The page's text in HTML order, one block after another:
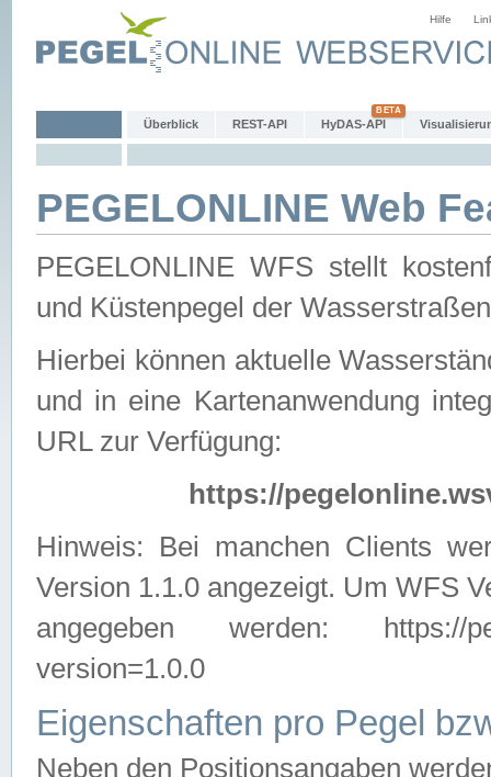
Hilfe
Überblick REST-API HyDAS-API
PEGELONLINE Web
PEGELONLINE WFS stellt
und Küstenpegel der
Hierbei können aktuelle
und in eine Kartenanwendung
URL zur Verfügung:
https://
Hinweis: Bei manchen Clients
Version 1.1.0 angezeigt. Um WFS
angegeben werden: https://
version=1.0.0
Eigenschaften pro Pegel
Neben den Positionsangaben